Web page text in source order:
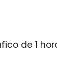
de 1